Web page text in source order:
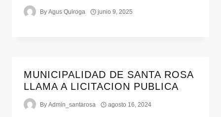
By Agus Quiroga junio 9, 2025
MUNICIPALIDAD DE SANTA ROSA
LLAMA A LICITACION PUBLICA
By Admin_santarosa agosto 16, 2024